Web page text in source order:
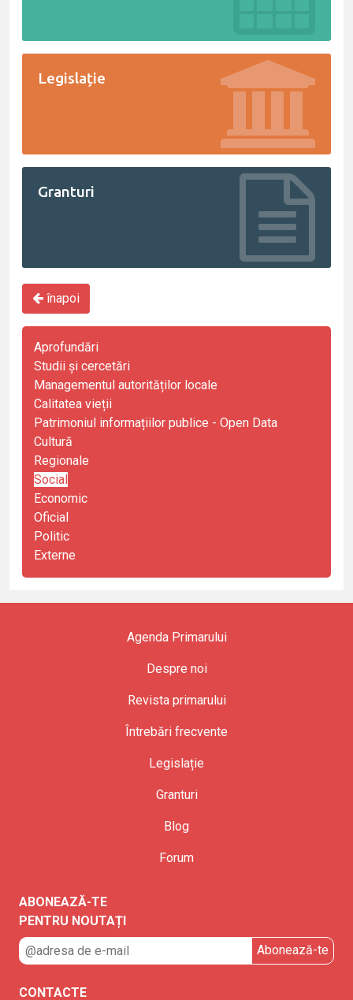
Legislație
Granturi
înapoi
Aprofundări
Studii și cercetări
Managementul autorităților locale
Calitatea vieții
Patrimoniul informațiilor publice - Open Data
Cultură
Regionale
Social
Economic
Oficial
Politic
Externe
Agenda Primarului
Despre noi
Revista primarului
Întrebări frecvente
Legislație
Granturi
Blog
Forum
ABONEAZĂ-TE
PENTRU NOUTAȚI
CONTACTE